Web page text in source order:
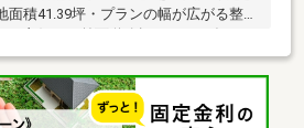
積41.39坪・プランの幅が広がる整形
良好！・前面道路幅は5.9ｍで毎日の
】・JR秋田駅まで徒歩7分・スーパー
12分【お電話が苦手な方でも、安心な
もご提案いたします】ネット上だと不
地選びのポイント」を現地で体感しま